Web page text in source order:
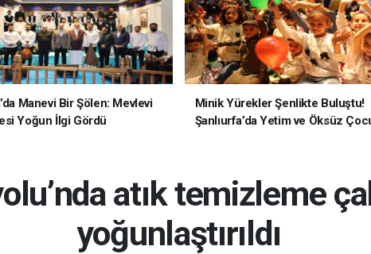
Manevi Bir Şölen: Mevlevi
Yoğun İlgi Gördü
Minik Yürekler Şenlikte Buluştu!
Şanlıurfa’da Yetim ve Öksüz
atık temizleme
yoğunlaştırıldı